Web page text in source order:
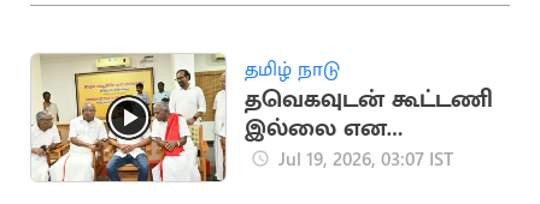
தமிழ் நாடு
தவெகவுடன் கூட்டணி
இல்லை என
அறிவித்த CPM
Jul 19, 2026, 03:07 IST